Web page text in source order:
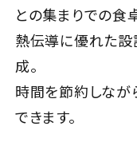
との集まりでの食
熱伝導に優れた設
成。
時間を節約しなが
できます。